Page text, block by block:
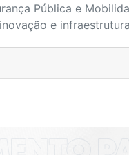
Pública e
e infraestrutura